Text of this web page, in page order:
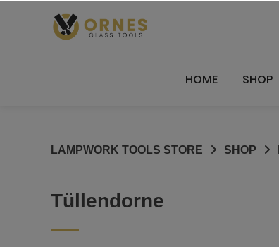
HOME SHOP
LAMPWORK TOOLS STORE SHOP
Tüllendorne